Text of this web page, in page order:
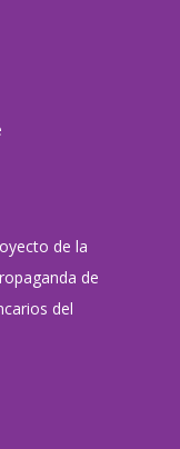
de la
de
del